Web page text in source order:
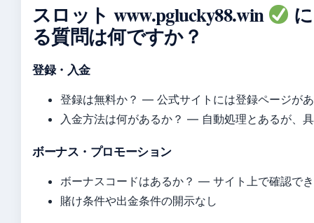
スロット www.pglucky88.win
る質問は何ですか？
登録・入金
登録は無料か？ — 公式サイトには登録ページが
入金方法は何があるか？ — 自動処理とあるが、
ボーナス・プロモーション
ボーナスコードはあるか？ — サイト上で確認で
賭け条件や出金条件の開示なし